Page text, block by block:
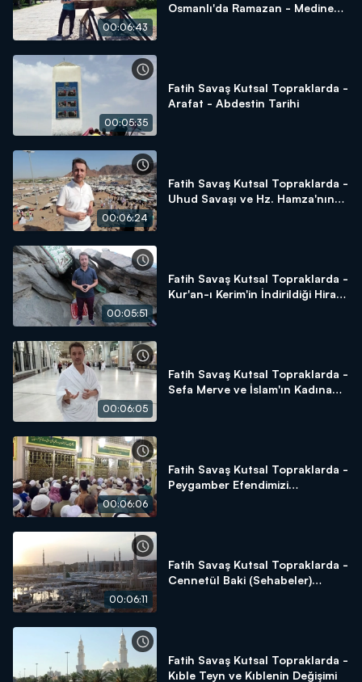
00:06:43
Osmanlı'da Ramazan - Medine
00:05:35
Fatih Savaş Kutsal Topraklarda -
Arafat - Abdestin Tarihi
00:06:24
Fatih Savaş Kutsal Topraklarda -
Uhud Savaşı ve Hz. Hamza'nın
00:05:51
Fatih Savaş Kutsal Topraklarda -
Kur'an-ı Kerim'in İndirildiği Hira
00:06:05
Fatih Savaş Kutsal Topraklarda -
Sefa Merve ve İslam'ın Kadına
00:06:06
Fatih Savaş Kutsal Topraklarda -
Peygamber Efendimizi
00:06:11
Fatih Savaş Kutsal Topraklarda -
Cennetül Baki (Sehabeler)
Fatih Savaş Kutsal Topraklarda -
Kıble Teyn ve Kıblenin Değişimi